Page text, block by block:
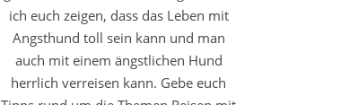
ich euch zeigen, dass das Leben mit
Angsthund toll sein kann und man
auch mit einem ängstlichen Hund
herrlich verreisen kann. Gebe euch